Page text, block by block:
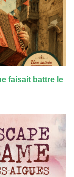
faisait battre le